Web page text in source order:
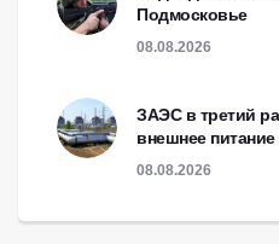
Подмосковье
08.08.2026
ЗАЭС в третий
внешнее питание
08.08.2026